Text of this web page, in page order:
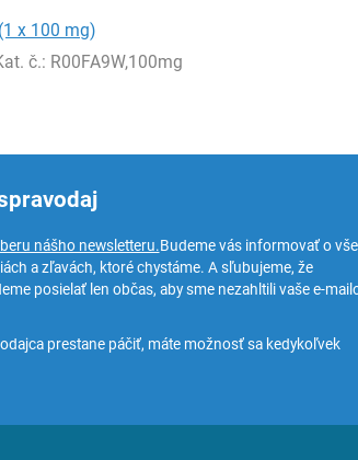
x 100 mg)
č.: R00FA9W,100mg
nášho newsletteru.Budeme vás informovať o
a zľavách, ktoré chystáme. A sľubujeme, že
posielať len občas, aby sme nezahltili vaše e-
prestane páčiť, máte možnosť sa kedykoľvek